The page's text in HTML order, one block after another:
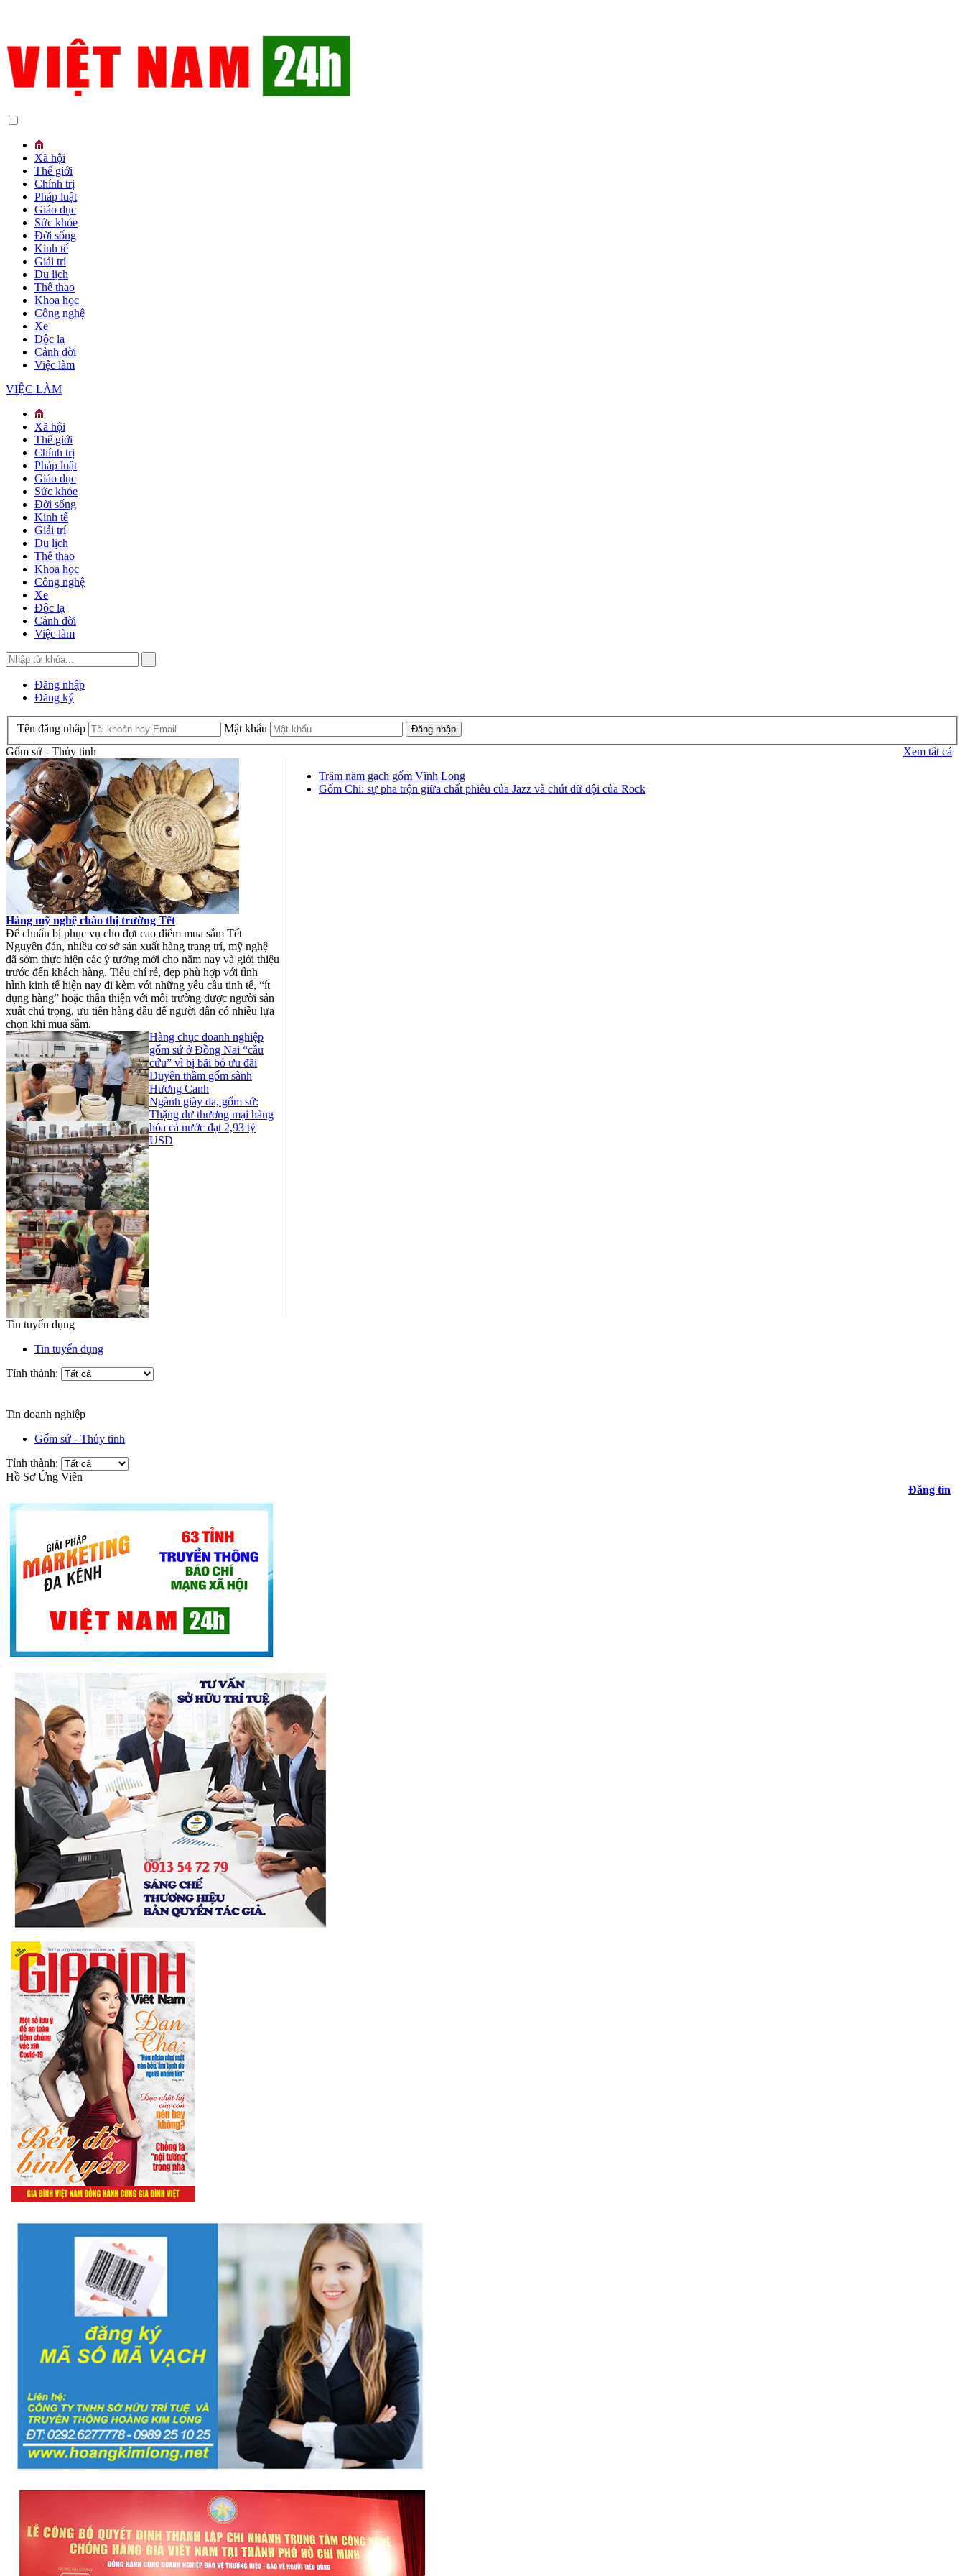
Xã hội
Thế giới
Chính trị
Pháp luật
Giáo dục
Sức khỏe
Đời sống
Kinh tế
Giải trí
Du lịch
Thể thao
Khoa học
Công nghệ
Xe
Độc lạ
Cảnh đời
Việc làm
VIỆC LÀM
Xã hội
Thế giới
Chính trị
Pháp luật
Giáo dục
Sức khỏe
Đời sống
Kinh tế
Giải trí
Du lịch
Thể thao
Khoa học
Công nghệ
Xe
Độc lạ
Cảnh đời
Việc làm
Đăng nhập
Đăng ký
Tên đăng nhâp
Mật khẩu
Gốm sứ - Thủy tinh
Xem tất cả
Hàng mỹ nghệ chào thị trường Tết
Để chuẩn bị phục vụ cho đợt cao điểm mua sắm Tết
Nguyên đán, nhiều cơ sở sản xuất hàng trang trí, mỹ nghệ
đã sớm thực hiện các ý tưởng mới cho năm nay và giới thiệu
trước đến khách hàng. Tiêu chí rẻ, đẹp phù hợp với tình
hình kinh tế hiện nay đi kèm với những yêu cầu tinh tế, “ít
đụng hàng” hoặc thân thiện với môi trường được người sản
xuất chú trọng, ưu tiên hàng đầu để người dân có nhiều lựa
chọn khi mua sắm.
Hàng chục doanh nghiệp
gốm sứ ở Đồng Nai “cầu
cứu” vì bị bãi bỏ ưu đãi
Duyên thầm gốm sành
Hương Canh
Ngành giày da, gốm sứ:
Thặng dư thương mại hàng
hóa cả nước đạt 2,93 tỷ
USD
Trăm năm gạch gốm Vĩnh Long
Gốm Chi: sự pha trộn giữa chất phiêu của Jazz và chút dữ dội của Rock
Tin tuyển dụng
Tin tuyển dụng
Tỉnh thành:
Tin doanh nghiệp
Gốm sứ - Thủy tinh
Tỉnh thành:
Hồ Sơ Ứng Viên
Đăng tin